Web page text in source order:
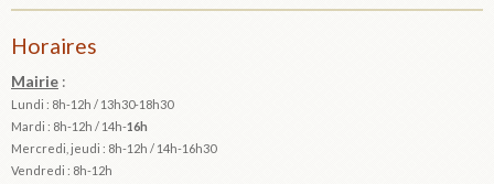
Horaires
Mairie :
Lundi : 8h-12h / 13h30-18h30
Mardi : 8h-12h / 14h-16h
Mercredi, jeudi : 8h-12h / 14h-16h30
Vendredi : 8h-12h